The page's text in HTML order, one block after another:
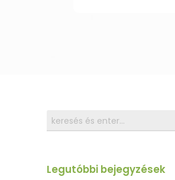
Legutóbbi bejegyzések